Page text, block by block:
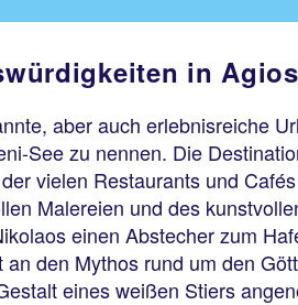
in
aber auch erlebnisreiche
See zu nennen. Die
vielen Restaurants und
Malereien und des
einen Abstecher zum
den Mythos rund um den
eines weißen Stiers